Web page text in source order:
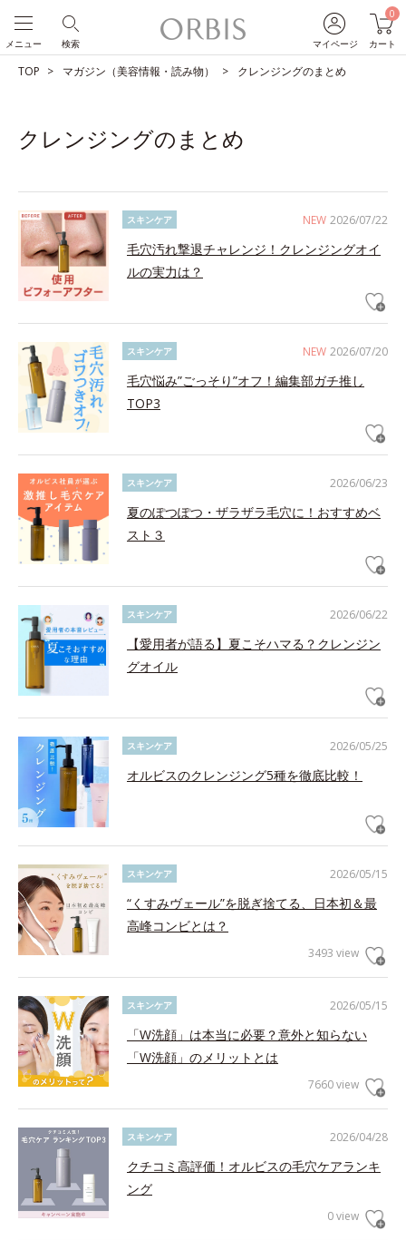
マイページ
0
カート
検索
メニュー
TOP マガジン（美容情報・読み物） クレンジングのまとめ
クレンジングのまとめ
NEW 2026/07/22
スキンケア
毛穴汚れ撃退チャレンジ！クレンジングオイ
ルの実力は？
NEW 2026/07/20
スキンケア
毛穴悩み”ごっそり”オフ！編集部ガチ推し
TOP3
2026/06/23
スキンケア
夏のぽつぽつ・ザラザラ毛穴に！おすすめベ
スト３
2026/06/22
スキンケア
【愛用者が語る】夏こそハマる？クレンジン
グオイル
2026/05/25
スキンケア
オルビスのクレンジング5種を徹底比較！
2026/05/15
スキンケア
“くすみヴェール”を脱ぎ捨てる、日本初＆最
高峰コンビとは？
3493 view
2026/05/15
スキンケア
「W洗顔」は本当に必要？意外と知らない
「W洗顔」のメリットとは
7660 view
2026/04/28
スキンケア
クチコミ高評価！オルビスの毛穴ケアランキ
ング
0 view